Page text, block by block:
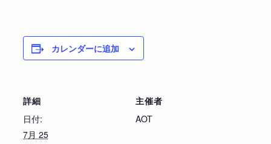
カレンダーに追加
詳細
日付:
7月 25
主催者
AOT